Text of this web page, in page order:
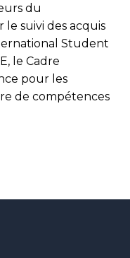
du
suivi des acquis
Student
le Cadre
pour les
de compétences